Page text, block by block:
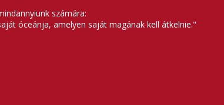
számára:
óceánja, amelyen saját magának kell átkelnie."